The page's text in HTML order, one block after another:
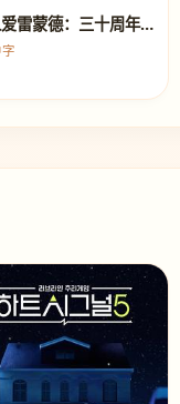
人人爱雷蒙德：三十周年欢聚特辑